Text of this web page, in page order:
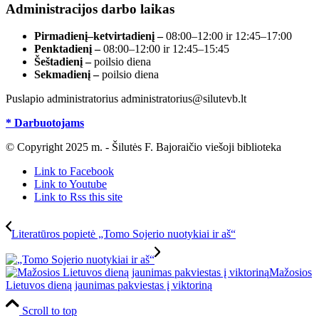
Administracijos darbo laikas
Pirmadienį–ketvirtadienį –08:00–12:00 ir 12:45–17:00
Penktadienį –08:00–12:00 ir 12:45–15:45
Šeštadienį –poilsio diena
Sekmadienį –poilsio diena
Puslapio administratorius administratorius@silutevb.lt
* Darbuotojams
© Copyright 2025 m. - Šilutės F. Bajoraičio viešoji biblioteka
Link to Facebook
Link to Youtube
Link to Rss this site
Literatūros popietė „Tomo Sojerio nuotykiai ir aš“
Mažosios
Lietuvos dieną jaunimas pakviestas į viktoriną
Scroll to top